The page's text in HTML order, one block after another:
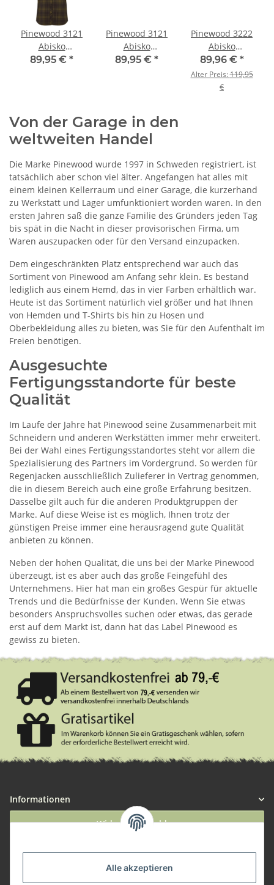
Alle akzeptieren
Pinewood 3121
Abisko
Wanderbluse
89,95 € *
Pinewood 3121
Abisko
Wanderbluse
89,95 € *
Pinewood 3222
Abisko
InsectSafe
Damen Hemd
D.Olive/D.Sandstone
89,96 € *
Alter Preis:119,95
€
Von der Garage in den
weltweiten Handel
Die Marke Pinewood wurde 1997 in Schweden registriert, ist
tatsächlich aber schon viel älter. Angefangen hat alles mit
einem kleinen Kellerraum und einer Garage, die kurzerhand
zu Werkstatt und Lager umfunktioniert worden waren. In den
ersten Jahren saß die ganze Familie des Gründers jeden Tag
bis spät in die Nacht in dieser provisorischen Firma, um
Waren auszupacken oder für den Versand einzupacken.
Dem eingeschränkten Platz entsprechend war auch das
Sortiment von Pinewood am Anfang sehr klein. Es bestand
lediglich aus einem Hemd, das in vier Farben erhältlich war.
Heute ist das Sortiment natürlich viel größer und hat Ihnen
von Hemden und T-Shirts bis hin zu Hosen und
Oberbekleidung alles zu bieten, was Sie für den Aufenthalt im
Freien benötigen.
Ausgesuchte
Fertigungsstandorte für beste
Qualität
Im Laufe der Jahre hat Pinewood seine Zusammenarbeit mit
Schneidern und anderen Werkstätten immer mehr erweitert.
Bei der Wahl eines Fertigungsstandortes steht vor allem die
Spezialisierung des Partners im Vordergrund. So werden für
Regenjacken ausschließlich Zulieferer in Vertrag genommen,
die in diesem Bereich auch eine große Erfahrung besitzen.
Dasselbe gilt auch für die anderen Produktgruppen der
Marke. Auf diese Weise ist es möglich, Ihnen trotz der
günstigen Preise immer eine herausragend gute Qualität
anbieten zu können.
Neben der hohen Qualität, die uns bei der Marke Pinewood
überzeugt, ist es aber auch das große Feingefühl des
Unternehmens. Hier hat man ein großes Gespür für aktuelle
Trends und die Bedürfnisse der Kunden. Wenn Sie etwas
besonders Anspruchsvolles suchen oder etwas, das gerade
erst auf dem Markt ist, dann hat das Label Pinewood es
gewiss zu bieten.
Informationen
Widerruf anmelden